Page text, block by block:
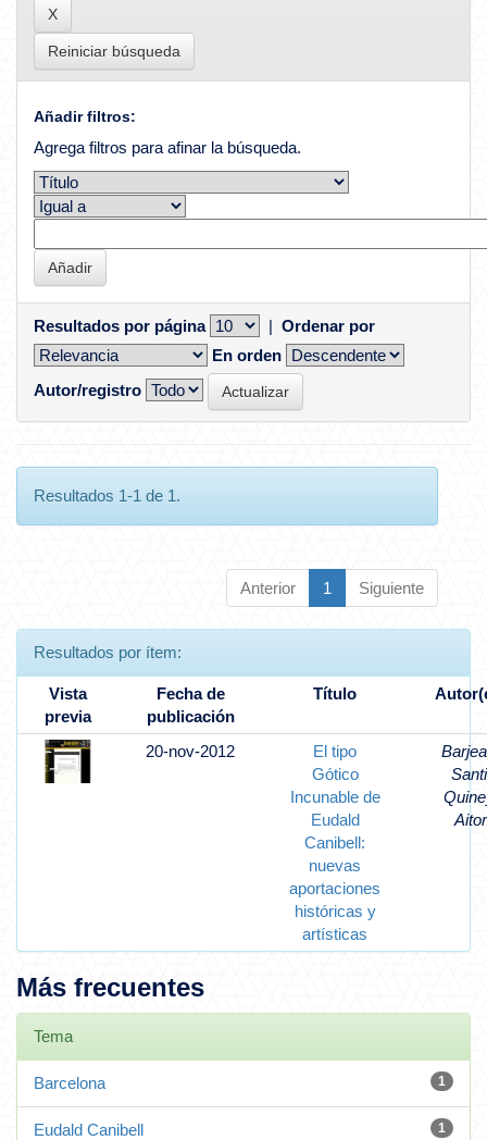
Reiniciar búsqueda
Añadir filtros:
Agrega filtros para afinar la búsqueda.
Resultados por página | Ordenar por
En orden
Autor/registro
Resultados 1-1 de 1.
Anterior 1 Siguiente
Resultados por ítem:
Vista
previa
Fecha de
publicación
Título
20-nov-2012
El tipo
Gótico
Incunable de
Eudald
Canibell:
nuevas
aportaciones
históricas y
artísticas
Aitor
Más frecuentes
Tema
1
Barcelona
1
Eudald Canibell